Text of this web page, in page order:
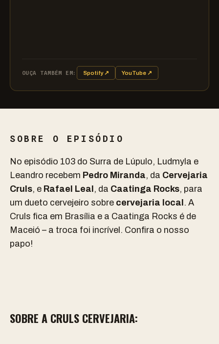
OUÇA TAMBÉM EM: Spotify ↗ YouTube ↗
SOBRE O EPISÓDIO
No episódio 103 do Surra de Lúpulo, Ludmyla e
Leandro recebem Pedro Miranda, da Cervejaria
Cruls, e Rafael Leal , da Caatinga Rocks, para
um dueto cervejeiro sobre cervejaria local . A
Cruls fica em Brasília e a Caatinga Rocks é de
Maceió – a troca foi incrível. Confira o nosso
papo!
SOBRE A CRULS CERVEJARIA: